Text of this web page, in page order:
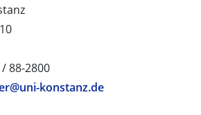
88-2800
konstanz.de